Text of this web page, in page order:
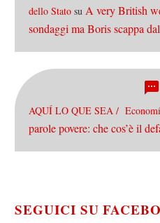
dello Stato su A very British
sondaggi ma Boris scappa
AQUÍ LO QUE SEA /
parole povere: che cos’è il
SEGUICI SU